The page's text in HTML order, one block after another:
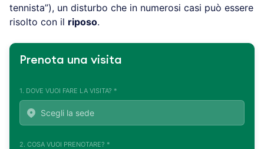
tennista”), un disturbo che in numerosi casi può essere
risolto con il riposo.
Prenota una visita
1. DOVE VUOI FARE LA VISITA? *
2. COSA VUOI PRENOTARE? *